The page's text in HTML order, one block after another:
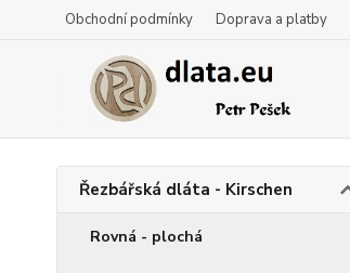
Obchodní podmínky Doprava a platby
Řezbářská dláta - Kirschen
Rovná - plochá